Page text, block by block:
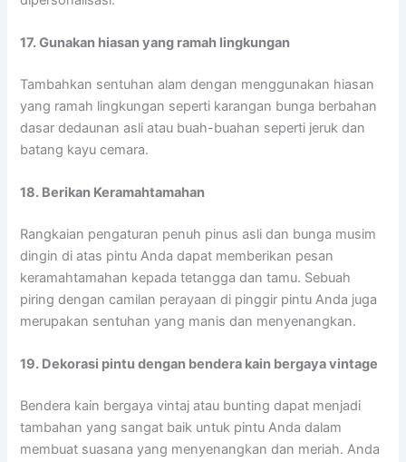
17. Gunakan hiasan yang ramah lingkungan
Tambahkan sentuhan alam dengan menggunakan hiasan
yang ramah lingkungan seperti karangan bunga berbahan
dasar dedaunan asli atau buah-buahan seperti jeruk dan
batang kayu cemara.
18. Berikan Keramahtamahan
Rangkaian pengaturan penuh pinus asli dan bunga musim
dingin di atas pintu Anda dapat memberikan pesan
keramahtamahan kepada tetangga dan tamu. Sebuah
piring dengan camilan perayaan di pinggir pintu Anda juga
merupakan sentuhan yang manis dan menyenangkan.
19. Dekorasi pintu dengan bendera kain bergaya vintage
Bendera kain bergaya vintaj atau bunting dapat menjadi
tambahan yang sangat baik untuk pintu Anda dalam
membuat suasana yang menyenangkan dan meriah. Anda